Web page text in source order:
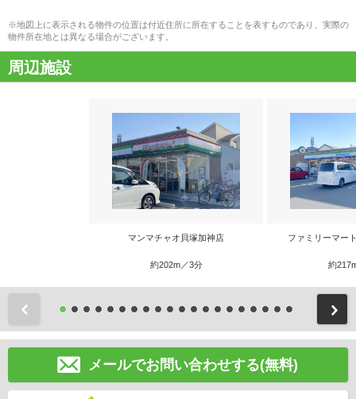
※地図上に表示される物件の位置は付近住所に所在することを表すものであり、実際の
物件所在地とは異なる場合がございます。
周辺施設
マンマチャオ貝塚加神店
約202m／3分
ファミリーマー
約
メールでお問い合わせする(無料)